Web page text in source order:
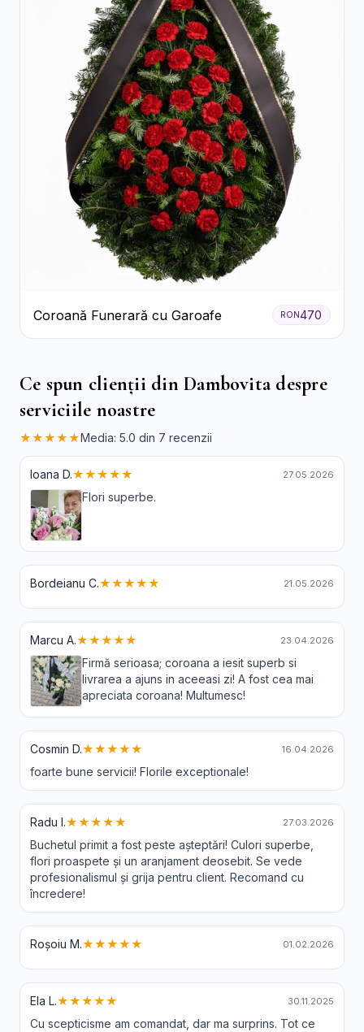
Coroană Funerară cu Garoafe RON470
Ce spun clienții din Dambovita despre
serviciile noastre
★★★★★Media: 5.0 din 7 recenzii
Ioana D.★★★★★ 27.05.2026
Flori superbe.
Bordeianu C.★★★★★ 21.05.2026
Marcu A.★★★★★ 23.04.2026
Firmă serioasa; coroana a iesit superb si
livrarea a ajuns in aceeasi zi! A fost cea mai
apreciata coroana! Multumesc!
Cosmin D.★★★★★ 16.04.2026
foarte bune servicii! Florile exceptionale!
Radu I.★★★★★ 27.03.2026
Buchetul primit a fost peste așteptări! Culori superbe,
flori proaspete și un aranjament deosebit. Se vede
profesionalismul și grija pentru client. Recomand cu
încredere!
Roșoiu M.★★★★★ 01.02.2026
Ela L.★★★★★ 30.11.2025
Cu scepticisme am comandat, dar ma surprins. Tot ce